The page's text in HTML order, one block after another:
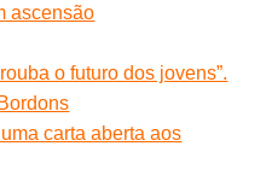
ascensão
o futuro dos jovens”.
carta aberta aos